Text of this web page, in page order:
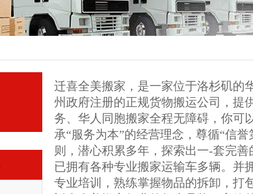
迁喜全美搬家，是一家位于洛杉矶的
州政府注册的正规货物搬运公司，提
务、华人同胞搬家全程无障碍，你可
承“服务为本”的经营理念，尊循“信
则，潜心积累多年，探索出一-套完
已拥有各种专业搬家运输车多辆。并
专业培训，熟练掌握物品的拆卸，打